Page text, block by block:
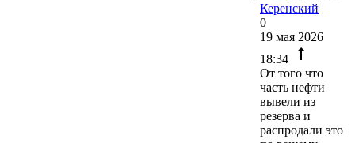
Керенский
0
19 мая 2026
18:34
От того что
часть нефти
вывели из
резерва и
распродали это